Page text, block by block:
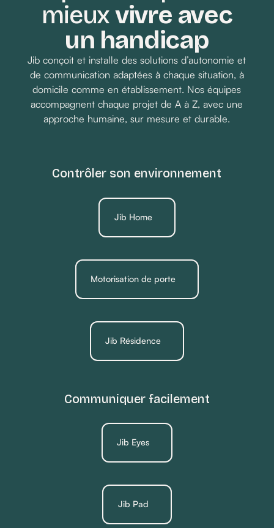
mieuxvivre avec
un handicap
Jib conçoit et installe des solutions d’autonomie et
de communication adaptées à chaque situation, à
domicile comme en établissement. Nos équipes
accompagnent chaque projet de A à Z, avec une
approche humaine, sur mesure et durable.
Contrôler son environnement
Jib Home
Motorisation de porte
Jib Résidence
Communiquer facilement
Jib Eyes
Jib Pad